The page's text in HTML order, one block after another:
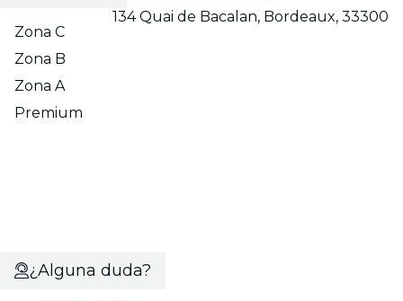
Zona C
Zona B
Zona A
Premium
134 Quai de Bacalan, Bordeaux, 33300
¿Alguna duda?